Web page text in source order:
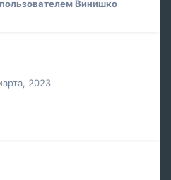
пользователем Винишко
2023